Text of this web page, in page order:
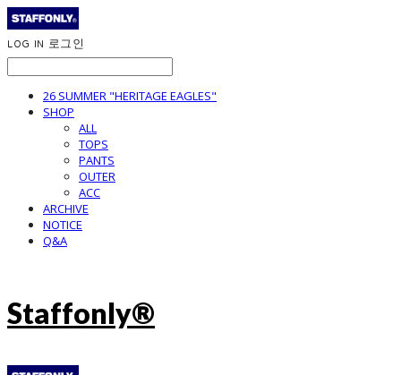
LOG IN 로그인
26 SUMMER "HERITAGE EAGLES"
SHOP
ALL
TOPS
PANTS
OUTER
ACC
ARCHIVE
NOTICE
Q&A
Staffonly®